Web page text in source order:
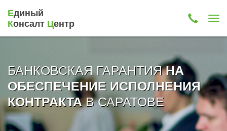
Единый
Консалт Центр
БАНКОВСКАЯ ГАРАНТИЯНА
ОБЕСПЕЧЕНИЕ ИСПОЛНЕНИЯ
КОНТРАКТАВ САРАТОВЕ